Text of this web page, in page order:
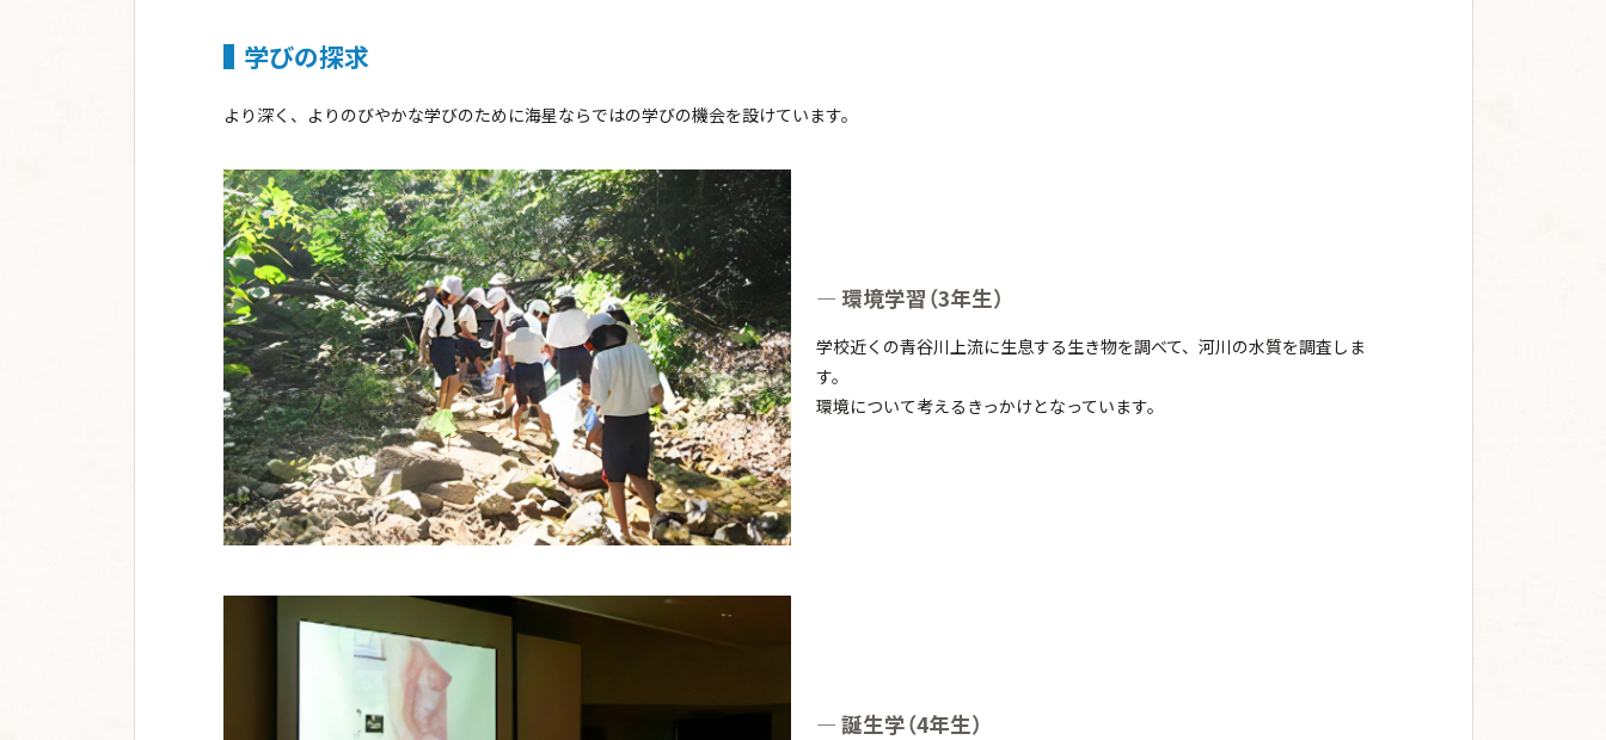
学びの探求
より深く、よりのびやかな学びのために海星ならではの学びの機会を設けています。
環境学習（3年生）
学校近くの青谷川上流に生息する生き物を調べて、河川の水質を調査しま
す。
環境について考えるきっかけとなっています。
誕生学（4年生）